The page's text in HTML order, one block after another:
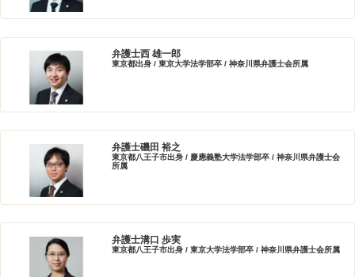
弁護士西 雄一郎
東京都出身 / 東京大学法学部卒 / 神奈川県弁護士会所属
弁護士磯田 裕之
東京都八王子市出身 / 慶應義塾大学法学部卒 / 神奈川県弁護士会
所属
弁護士溝口 歩実
東京都八王子市出身 / 東京大学法学部卒 / 神奈川県弁護士会所属